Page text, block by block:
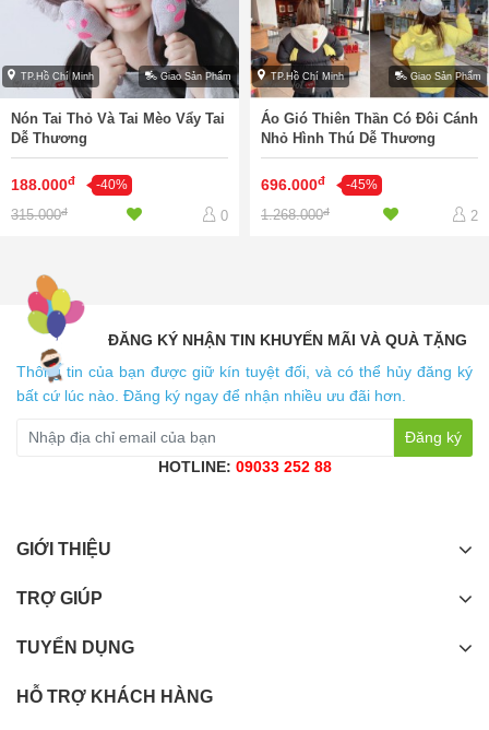
TP.Hồ Chí Minh Giao Sản Phẩm
Nón Tai Thỏ Và Tai Mèo Vẩy Tai
Dễ Thương
188.000đ -40%
315.000đ 0
TP.Hồ Chí Minh Giao Sản Phẩm
Áo Gió Thiên Thần Có Đôi Cánh
Nhỏ Hình Thú Dễ Thương
696.000đ -45%
1.268.000đ 2
ĐĂNG KÝ NHẬN TIN KHUYẾN MÃI VÀ QUÀ TẶNG
Thông tin của bạn được giữ kín tuyệt đối, và có thể hủy đăng ký
bất cứ lúc nào. Đăng ký ngay để nhận nhiều ưu đãi hơn.
Đăng ký
HOTLINE: 09033 252 88
GIỚI THIỆU
TRỢ GIÚP
TUYỂN DỤNG
HỖ TRỢ KHÁCH HÀNG